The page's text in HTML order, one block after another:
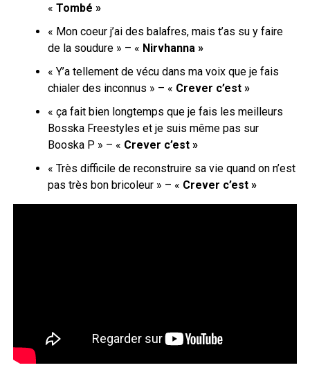
« Tombé »
« Mon coeur j’ai des balafres, mais t’as su y faire
de la soudure » – « Nirvhanna »
« Y’a tellement de vécu dans ma voix que je fais
chialer des inconnus » – « Crever c’est »
« ça fait bien longtemps que je fais les meilleurs
Bosska Freestyles et je suis même pas sur
Booska P » – « Crever c’est »
« Très difficile de reconstruire sa vie quand on n’est
pas très bon bricoleur » – « Crever c’est »